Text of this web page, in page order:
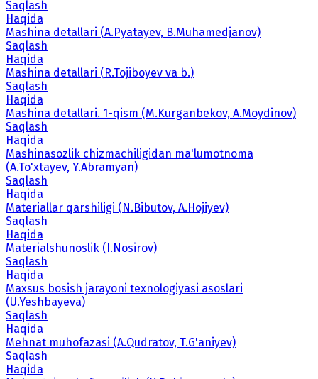
Saqlash
Haqida
Mashina detallari (A.Pyatayev, B.Muhamedjanov)
Saqlash
Haqida
Mashina detallari (R.Tojiboyev va b.)
Saqlash
Haqida
Mashina detallari. 1-qism (M.Kurganbekov, A.Moydinov)
Saqlash
Haqida
Mashinasozlik chizmachiligidan ma'lumotnoma
(A.To'xtayev, Y.Abramyan)
Saqlash
Haqida
Materiallar qarshiligi (N.Bibutov, A.Hojiyev)
Saqlash
Haqida
Materialshunoslik (I.Nosirov)
Saqlash
Haqida
Maxsus bosish jarayoni texnologiyasi asoslari
(U.Yeshbayeva)
Saqlash
Haqida
Mehnat muhofazasi (A.Qudratov, T.G'aniyev)
Saqlash
Haqida